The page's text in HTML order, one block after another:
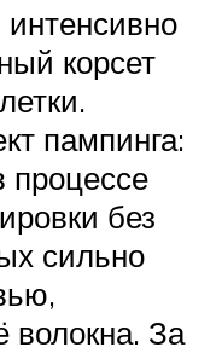
корсет
пампинга:
без
сильно
волокна. За